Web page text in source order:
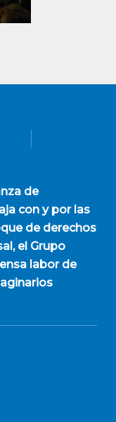
de
con y por las
de derechos
el Grupo
labor de